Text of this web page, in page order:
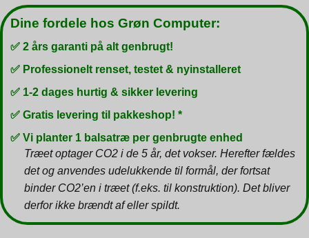
Dine fordele hos Grøn Computer:
✅ 2 års garanti på alt genbrugt!
✅ Professionelt renset, testet & nyinstalleret
✅ 1-2 dages hurtig & sikker levering
✅ Gratis levering til pakkeshop! *
✅ Vi planter 1 balsatræ per genbrugte enhed
Træet optager CO2 i de 5 år, det vokser. Herefter fældes
det og anvendes udelukkende til formål, der fortsat
binder CO2’en i træet (f.eks. til konstruktion). Det bliver
derfor ikke brændt af eller spildt.